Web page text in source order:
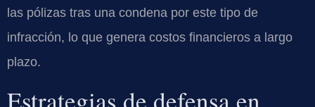
las pólizas tras una condena por este tipo de
infracción, lo que genera costos financieros a largo
plazo.
Estrategias de defensa en